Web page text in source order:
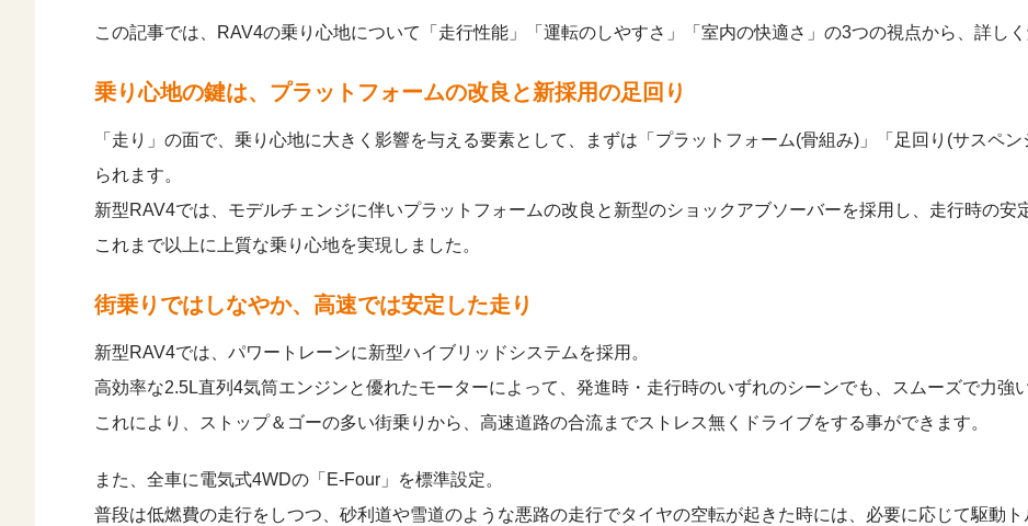
この記事では、RAV4の乗り心地について「走行性能」「運転のしやすさ」「室内の快適さ」の3つの視点から、詳しく
乗り心地の鍵は、プラットフォームの改良と新採用の足回り
「走り」の面で、乗り心地に大きく影響を与える要素として、まずは「プラットフォーム(骨組み)」「足回り(サスペ
られます。
新型RAV4では、モデルチェンジに伴いプラットフォームの改良と新型のショックアブソーバーを採用し、走行時の安
これまで以上に上質な乗り心地を実現しました。
街乗りではしなやか、高速では安定した走り
新型RAV4では、パワートレーンに新型ハイブリッドシステムを採用。
高効率な2.5L直列4気筒エンジンと優れたモーターによって、発進時・走行時のいずれのシーンでも、スムーズで力強
これにより、ストップ＆ゴーの多い街乗りから、高速道路の合流までストレス無くドライブをする事ができます。
また、全車に電気式4WDの「E-Four」を標準設定。
普段は低燃費の走行をしつつ、砂利道や雪道のような悪路の走行でタイヤの空転が起きた時には、必要に応じて駆動